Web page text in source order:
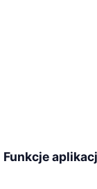
Funkcje